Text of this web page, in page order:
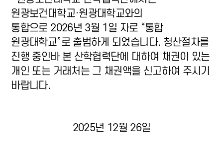
원광보건대학교·원광대학교와의
통합으로 2026년 3월 1일 자로 “통합
원광대학교”로 출범하게 되었습니다. 청산절차를
진행 중인바 본 산학협력단에 대하여 채권이 있는
개인 또는 거래처는 그 채권액을 신고하여 주시기
바랍니다.
2025년 12월 26일